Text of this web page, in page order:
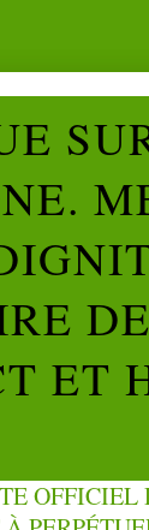
ET